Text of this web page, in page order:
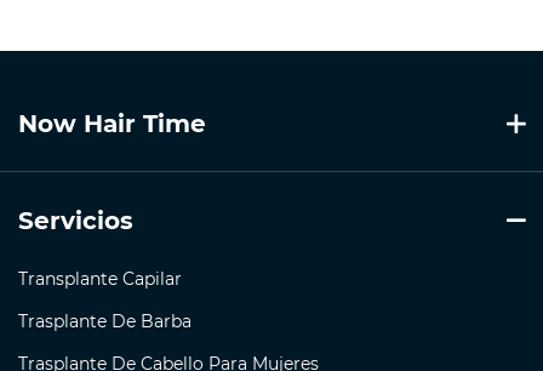
Now Hair Time
Servicios
Transplante Capilar
Trasplante De Barba
Trasplante De Cabello Para Mujeres